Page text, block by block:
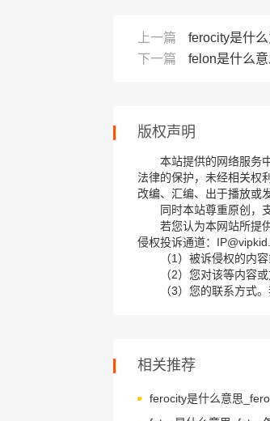
上一篇
ferocity是什
下一篇
felon是什么
版权声明
本站提供的网络服务
法律的保护，未经相关权
改编、汇编、出于播放或
同时本站尊重原创，
若您认为本网站所提
侵权投诉通道：
（1）被诉侵权的内
（2）您对该等内容
（3）您的联系方式
相关推荐
ferocity是什么意思